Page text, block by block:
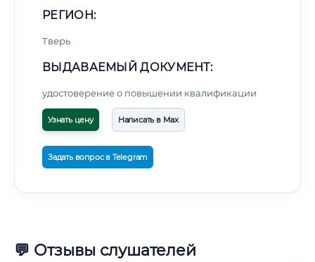
РЕГИОН:
Тверь
ВЫДАВАЕМЫЙ ДОКУМЕНТ:
удостоверение о повышении квалификации
Узнать цену Написать в Max
Задать вопрос в Telegram
💬 Отзывы слушателей